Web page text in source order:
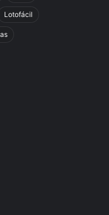
Lotofácil